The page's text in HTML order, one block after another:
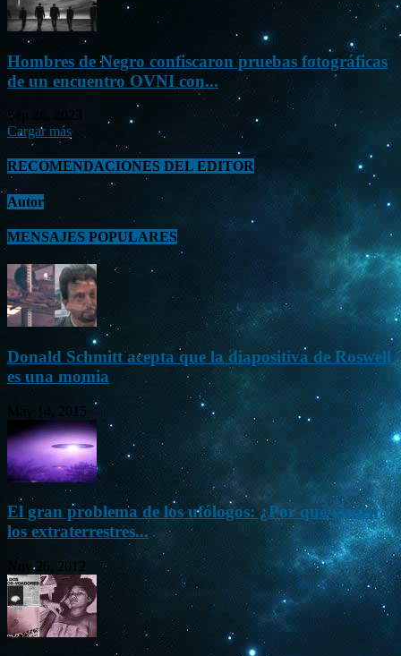
Hombres de Negro confiscaron pruebas fotográficas
de un encuentro OVNI con...
Sep 26, 2023
Cargar más
RECOMENDACIONES DEL EDITOR
Autor
MENSAJES POPULARES
Donald Schmitt acepta que la diapositiva de Roswell
es una momia
May 14, 2015
El gran problema de los ufólogos: ¿Por qué vienen
los extraterrestres...
Nov 26, 2012